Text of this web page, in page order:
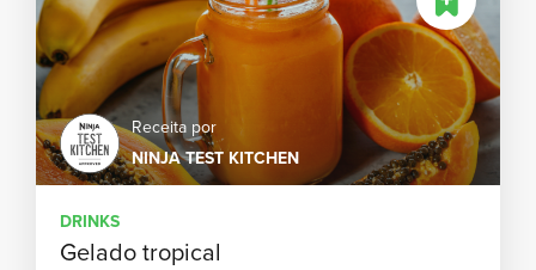
Receita por
NINJA TEST KITCHEN
DRINKS
Gelado tropical